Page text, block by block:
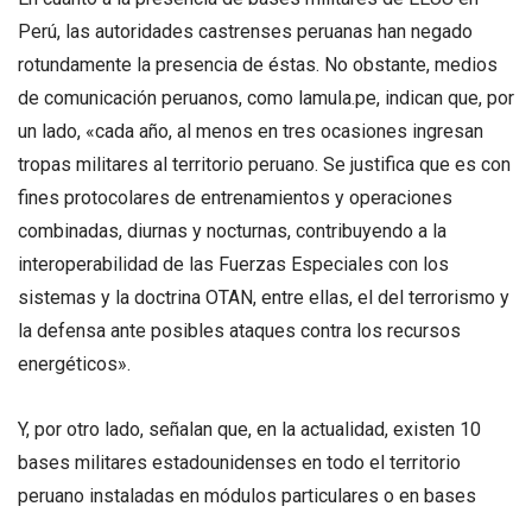
Perú, las autoridades castrenses peruanas han negado
rotundamente la presencia de éstas. No obstante, medios
de comunicación peruanos, como lamula.pe, indican que, por
un lado, «cada año, al menos en tres ocasiones ingresan
tropas militares al territorio peruano. Se justifica que es con
fines protocolares de entrenamientos y operaciones
combinadas, diurnas y nocturnas, contribuyendo a la
interoperabilidad de las Fuerzas Especiales con los
sistemas y la doctrina OTAN, entre ellas, el del terrorismo y
la defensa ante posibles ataques contra los recursos
energéticos».
Y, por otro lado, señalan que, en la actualidad, existen 10
bases militares estadounidenses en todo el territorio
peruano instaladas en módulos particulares o en bases